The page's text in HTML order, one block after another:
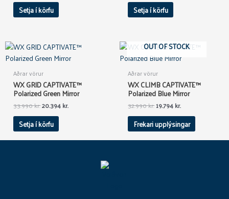
Setja í körfu Setja í körfu
Aðrar vörur
WX GRID CAPTIVATE™
Polarized Green Mirror
33.990kr.
Original
price
was:
20.394kr.
Current
price
is:
Setja í körfu
OUT OF STOCK
Aðrar vörur
WX CLIMB CAPTIVATE™
Polarized Blue Mirror
32.990kr.
Original
price
was:
19.794kr.
Current
price
is:
Frekari upplýsingar